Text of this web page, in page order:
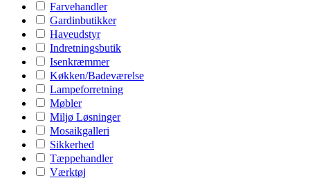
Farvehandler
Gardinbutikker
Haveudstyr
Indretningsbutik
Isenkræmmer
Køkken/Badeværelse
Lampeforretning
Møbler
Miljø Løsninger
Mosaikgalleri
Sikkerhed
Tæppehandler
Værktøj